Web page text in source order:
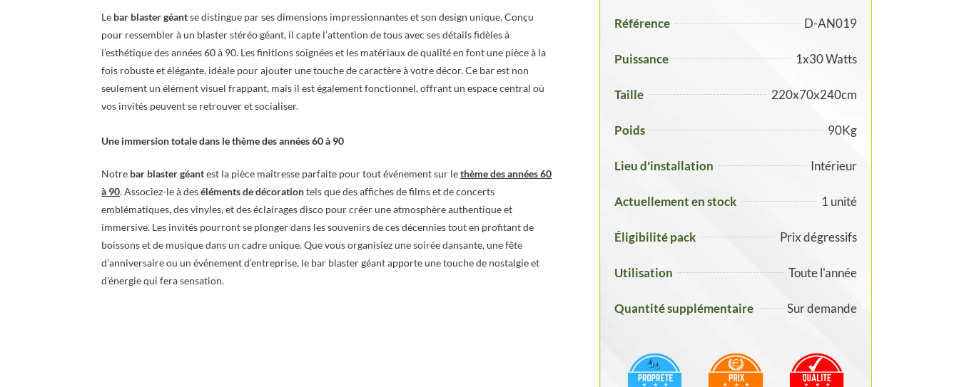
Le bar blaster géantse distingue par ses dimensions impressionnantes et son design unique. Conçu
pour ressembler à un blaster stéréo géant, il capte l’attention de tous avec ses détails fidèles à
l’esthétique des années 60 à 90. Les finitions soignées et les matériaux de qualité en font une pièce à la
fois robuste et élégante, idéale pour ajouter une touche de caractère à votre décor. Ce bar est non
seulement un élément visuel frappant, mais il est également fonctionnel, offrant un espace central où
vos invités peuvent se retrouver et socialiser.
Une immersion totale dans le thème des années 60 à 90
Notre bar blaster géantest la pièce maîtresse parfaite pour tout événement sur lethème des années 60
à 90. Associez-le à deséléments de décorationtels que des affiches de films et de concerts
emblématiques, des vinyles, et des éclairages disco pour créer une atmosphère authentique et
immersive. Les invités pourront se plonger dans les souvenirs de ces décennies tout en profitant de
boissons et de musique dans un cadre unique. Que vous organisiez une soirée dansante, une fête
d’anniversaire ou un événement d’entreprise, le bar blaster géant apporte une touche de nostalgie et
d’énergie qui fera sensation.
Référence D-AN019
Puissance 1x30 Watts
Taille 220x70x240cm
Poids 90Kg
Lieu d'installation Intérieur
Actuellement en stock 1 unité
Éligibilité pack Prix dégressifs
Utilisation Toute l'année
Quantité supplémentaire Sur demande